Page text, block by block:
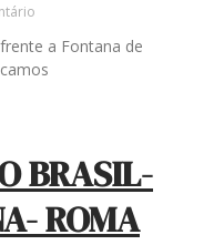
a Fontana de
BRASIL-
ROMA